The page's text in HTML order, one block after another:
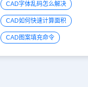
CAD字体乱码怎么解决
CAD如何快速计算面积
CAD图案填充命令